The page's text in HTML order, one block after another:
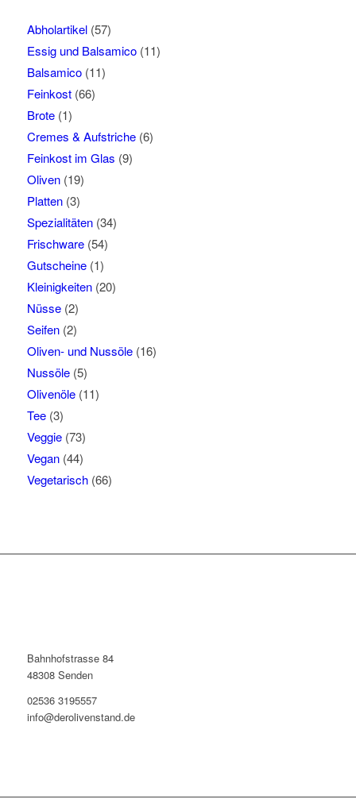
Abholartikel (57)
Essig und Balsamico (11)
Balsamico (11)
Feinkost (66)
Brote (1)
Cremes & Aufstriche (6)
Feinkost im Glas (9)
Oliven (19)
Platten (3)
Spezialitäten (34)
Frischware (54)
Gutscheine (1)
Kleinigkeiten (20)
Nüsse (2)
Seifen (2)
Oliven- und Nussöle (16)
Nussöle (5)
Olivenöle (11)
Tee (3)
Veggie (73)
Vegan (44)
Vegetarisch (66)
Bahnhofstrasse 84
48308 Senden
02536 3195557
info@derolivenstand.de